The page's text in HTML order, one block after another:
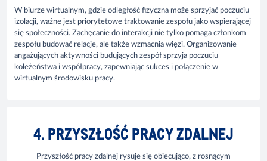
W biurze wirtualnym, gdzie odległość fizyczna może sprzyjać poczuciu
izolacji, ważne jest priorytetowe traktowanie zespołu jako wspierającej
się społeczności. Zachęcanie do interakcji nie tylko pomaga członkom
zespołu budować relacje, ale także wzmacnia więzi. Organizowanie
angażujących aktywności budujących zespół sprzyja poczuciu
koleżeństwa i współpracy, zapewniając sukces i połączenie w
wirtualnym środowisku pracy.
4. PRZYSZŁOŚĆ PRACY ZDALNEJ
Przyszłość pracy zdalnej rysuje się obiecująco, z rosnącym